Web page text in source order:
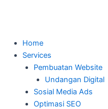
Home
Services
Pembuatan Website
Undangan Digital
Sosial Media Ads
Optimasi SEO